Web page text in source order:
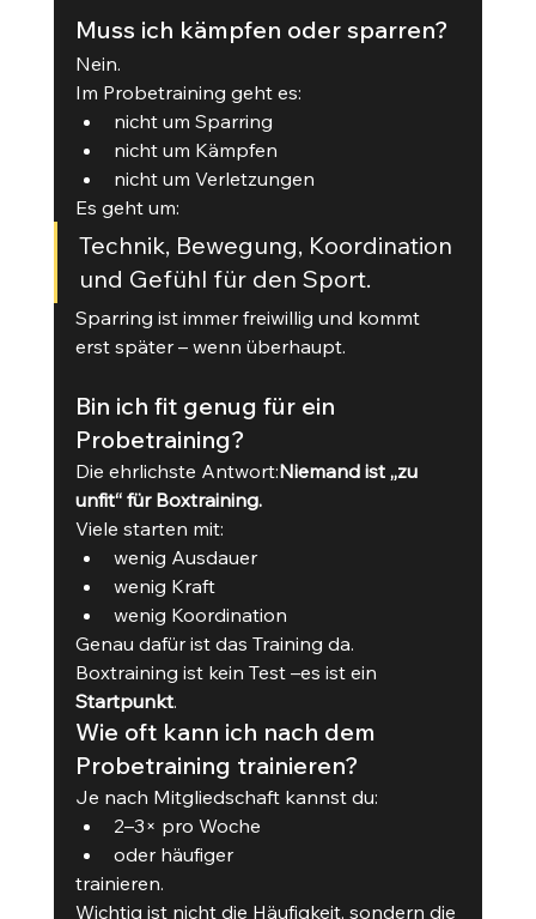
Muss ich kämpfen oder sparren?
Nein.
Im Probetraining geht es:
nicht um Sparring
nicht um Kämpfen
nicht um Verletzungen
Es geht um:
Technik, Bewegung, Koordination
und Gefühl für den Sport.
Sparring ist immer freiwillig und kommt
erst später – wenn überhaupt.
Bin ich fit genug für ein
Probetraining?
Die ehrlichste Antwort:Niemand ist „zu
unfit“ für Boxtraining.
Viele starten mit:
wenig Ausdauer
wenig Kraft
wenig Koordination
Genau dafür ist das Training da.
Boxtraining ist kein Test –es ist ein
Startpunkt.
Wie oft kann ich nach dem
Probetraining trainieren?
Je nach Mitgliedschaft kannst du:
2–3× pro Woche
oder häufiger
trainieren.
Wichtig ist nicht die Häufigkeit, sondern die